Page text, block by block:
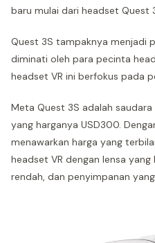
baru mulai dari headset Quest
Quest 3S tampaknya menjadi
diminati oleh para pecinta
headset VR ini berfokus pada
Meta Quest 3S adalah
yang harganya USD300.
menawarkan harga yang
headset VR dengan lensa
rendah, dan penyimpanan